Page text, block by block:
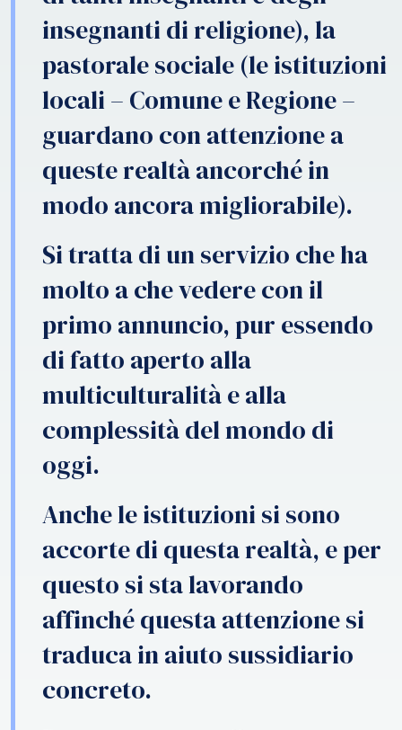
insegnanti di religione), la
pastorale sociale (le istituzioni
locali – Comune e Regione –
guardano con attenzione a
queste realtà ancorché in
modo ancora migliorabile).
Si tratta di un servizio che ha
molto a che vedere con il
primo annuncio, pur essendo
di fatto aperto alla
multiculturalità e alla
complessità del mondo di
oggi.
Anche le istituzioni si sono
accorte di questa realtà, e per
questo si sta lavorando
affinché questa attenzione si
traduca in aiuto sussidiario
concreto.